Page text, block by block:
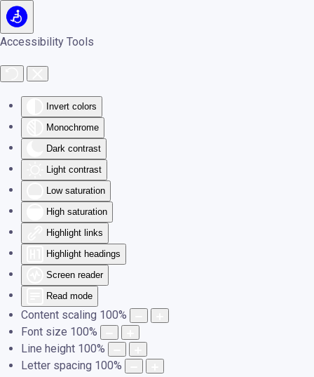
Accessibility Tools
Invert colors
Monochrome
Dark contrast
Light contrast
Low saturation
High saturation
Highlight links
Highlight headings
Screen reader
Read mode
Content scaling 100%
Font size 100%
Line height 100%
Letter spacing 100%
Skip to main content